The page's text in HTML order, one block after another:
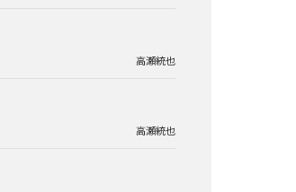
高瀬統也
高瀬統也